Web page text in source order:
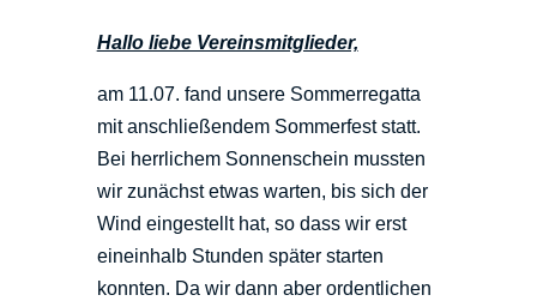
Hallo liebe Vereinsmitglieder,
am 11.07. fand unsere Sommerregatta
mit anschließendem Sommerfest statt.
Bei herrlichem Sonnenschein mussten
wir zunächst etwas warten, bis sich der
Wind eingestellt hat, so dass wir erst
eineinhalb Stunden später starten
konnten. Da wir dann aber ordentlichen